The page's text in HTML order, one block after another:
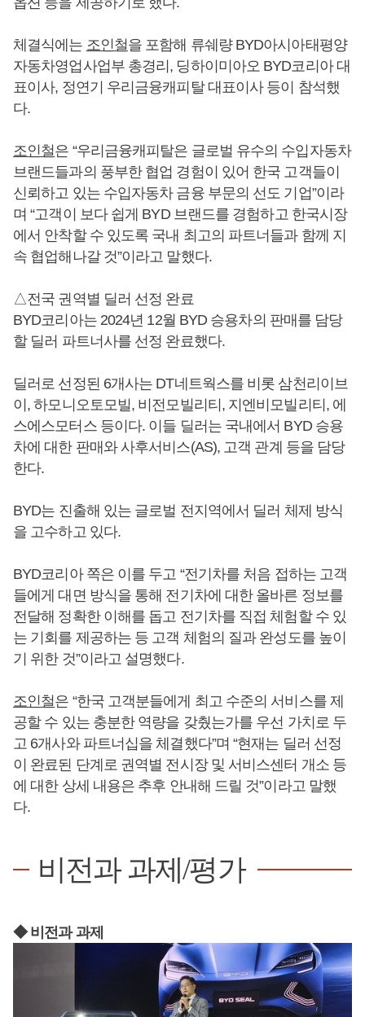
체결식에는 조인철을 포함해 류쉐량 BYD아시아태평양
자동차영업사업부 총경리, 딩하이미아오 BYD코리아 대
표이사, 정연기 우리금융캐피탈 대표이사 등이 참석했
다.
조인철은 “우리금융캐피탈은 글로벌 유수의 수입자동차
브랜드들과의 풍부한 협업 경험이 있어 한국 고객들이
신뢰하고 있는 수입자동차 금융 부문의 선도 기업”이라
며 “고객이 보다 쉽게 BYD 브랜드를 경험하고 한국시장
에서 안착할 수 있도록 국내 최고의 파트너들과 함께 지
속 협업해나갈 것”이라고 말했다.
△전국 권역별 딜러 선정 완료
BYD코리아는 2024년 12월 BYD 승용차의 판매를 담당
할 딜러 파트너사를 선정 완료했다.
딜러로 선정된 6개사는 DT네트웍스를 비롯 삼천리이브
이, 하모니오토모빌, 비전모빌리티, 지엔비모빌리티, 에
스에스모터스 등이다. 이들 딜러는 국내에서 BYD 승용
차에 대한 판매와 사후서비스(AS), 고객 관계 등을 담당
한다.
BYD는 진출해 있는 글로벌 전지역에서 딜러 체제 방식
을 고수하고 있다.
BYD코리아 쪽은 이를 두고 “전기차를 처음 접하는 고객
들에게 대면 방식을 통해 전기차에 대한 올바른 정보를
전달해 정확한 이해를 돕고 전기차를 직접 체험할 수 있
는 기회를 제공하는 등 고객 체험의 질과 완성도를 높이
기 위한 것”이라고 설명했다.
조인철은 “한국 고객분들에게 최고 수준의 서비스를 제
공할 수 있는 충분한 역량을 갖췄는가를 우선 가치로 두
고 6개사와 파트너십을 체결했다”며 “현재는 딜러 선정
이 완료된 단계로 권역별 전시장 및 서비스센터 개소 등
에 대한 상세 내용은 추후 안내해 드릴 것”이라고 말했
다.
비전과 과제/평가
◆ 비전과 과제